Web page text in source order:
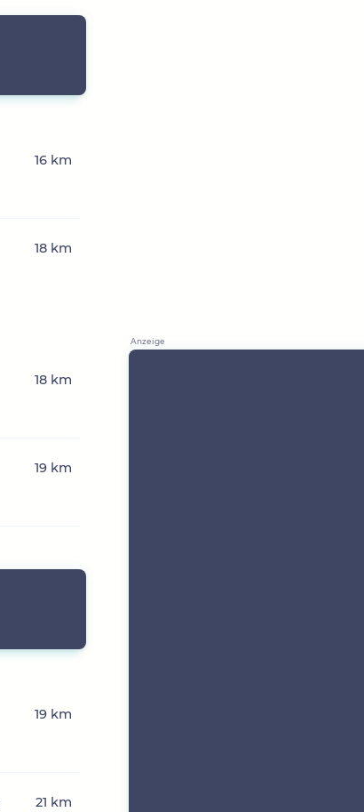
16 km
18 km
18 km
19 km
19 km
21 km